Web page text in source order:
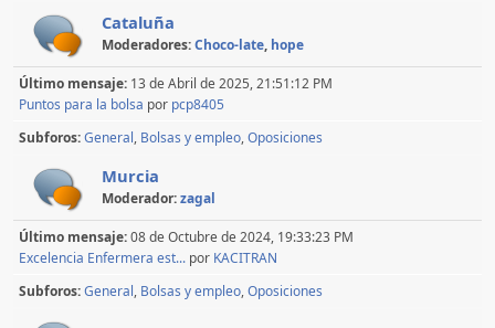
Cataluña
Moderadores:Choco-late, hope
Último mensaje: 13 de Abril de 2025, 21:51:12 PM
Puntos para la bolsa por pcp8405
Subforos General Bolsas y empleo Oposiciones
Murcia
Moderador:zagal
Último mensaje:08 de Octubre de 2024, 19:33:23 PM
Excelencia Enfermera est... por KACITRAN
Subforos General Bolsas y empleo Oposiciones